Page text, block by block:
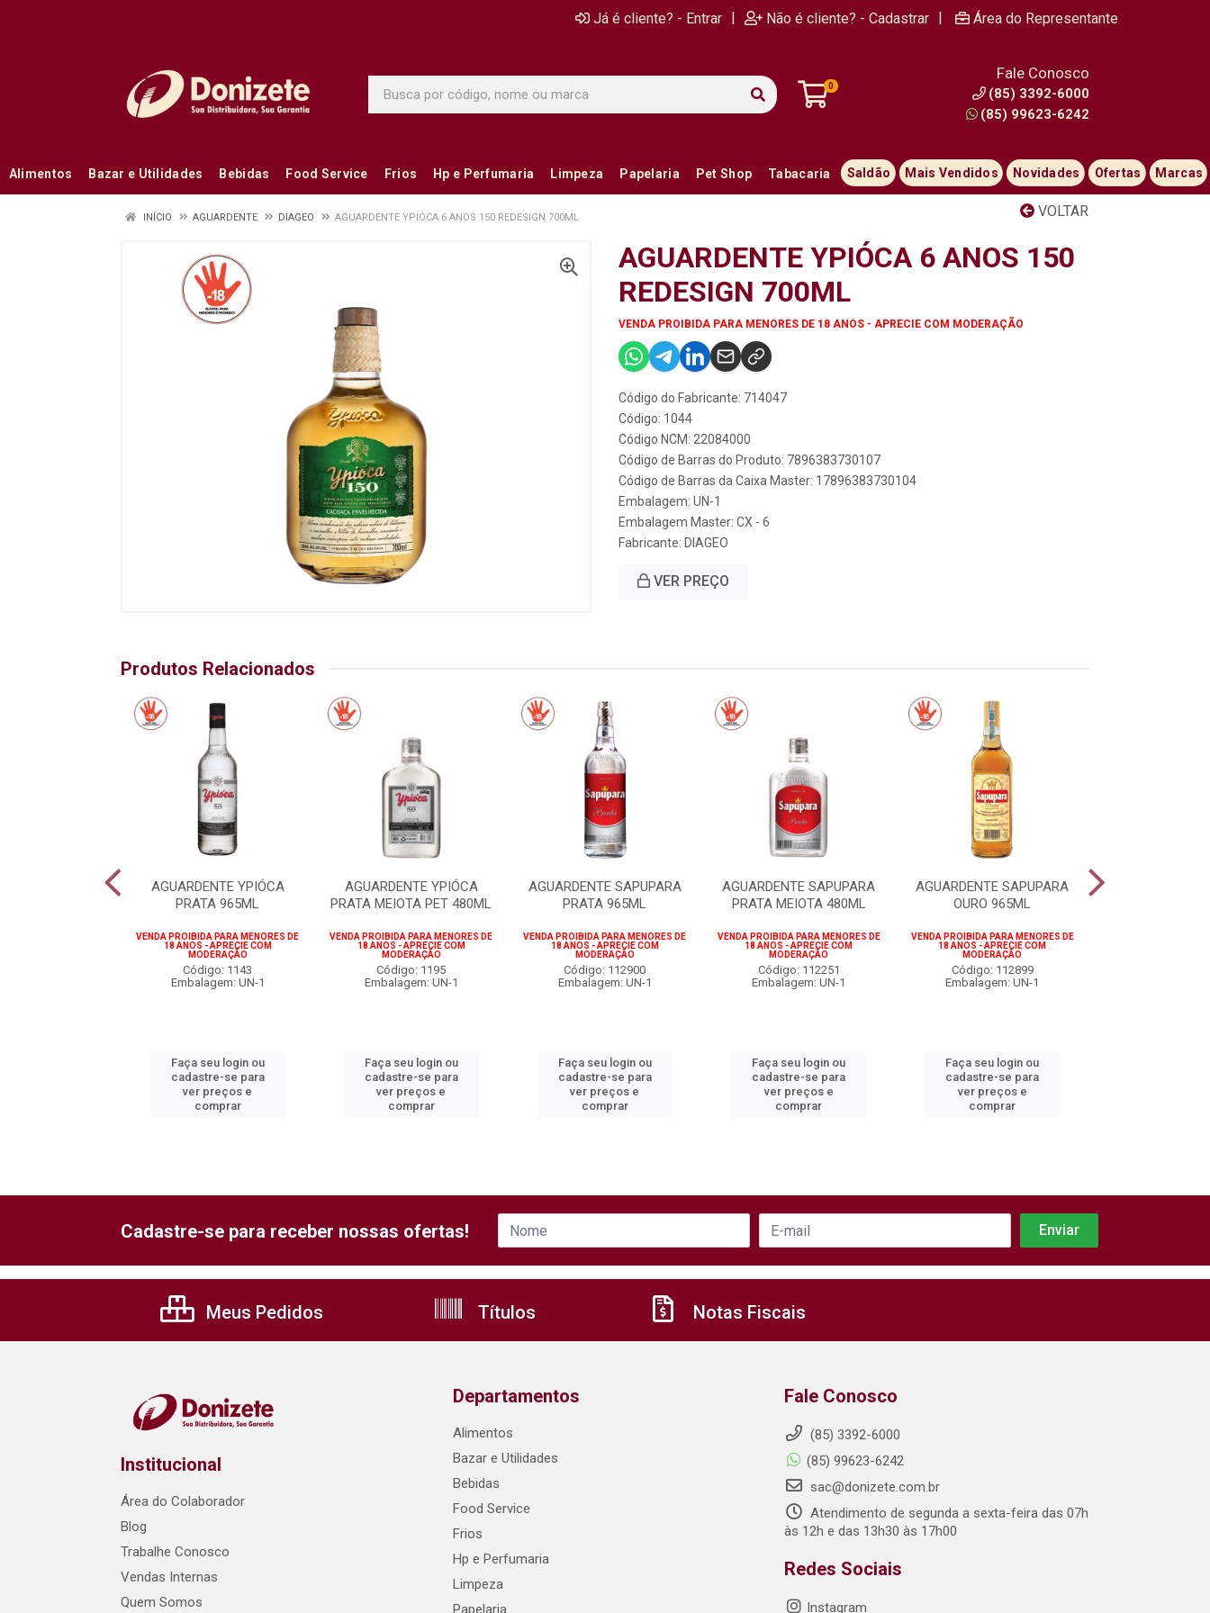
Já é cliente? - Entrar | Não é cliente? - Cadastrar | Área do Representante
0
Fale Conosco
(85) 3392-6000
(85) 99623-6242
Alimentos Bazar e Utilidades Bebidas Food Service Frios Hp e Perfumaria Limpeza Papelaria Pet Shop Tabacaria Saldão Mais Vendidos Novidades Ofertas Marcas
VOLTAR
INÍCIO AGUARDENTE DIAGEO AGUARDENTE YPIÓCA 6 ANOS 150 REDESIGN 700ML
AGUARDENTE YPIÓCA 6 ANOS 150
REDESIGN 700ML
VENDA PROIBIDA PARA MENORES DE 18 ANOS - APRECIE COM MODERAÇÃO
Código do Fabricante: 714047
Código: 1044
Código NCM: 22084000
Código de Barras do Produto: 7896383730107
Código de Barras da Caixa Master: 17896383730104
Embalagem: UN-1
Embalagem Master: CX - 6
Fabricante: DIAGEO
VER PREÇO
Produtos Relacionados
AGUARDENTE YPIÓCA
PRATA 965ML
VENDA PROIBIDA PARA MENORES DE
18 ANOS - APRECIE COM
MODERAÇÃO
Código: 1143
Embalagem: UN-1
Faça seu login ou
cadastre-se para
ver preços e
comprar
AGUARDENTE YPIÓCA
PRATA MEIOTA PET 480ML
VENDA PROIBIDA PARA MENORES DE
18 ANOS - APRECIE COM
MODERAÇÃO
Código: 1195
Embalagem: UN-1
Faça seu login ou
cadastre-se para
ver preços e
comprar
AGUARDENTE SAPUPARA
PRATA 965ML
VENDA PROIBIDA PARA MENORES DE
18 ANOS - APRECIE COM
MODERAÇÃO
Código: 112900
Embalagem: UN-1
Faça seu login ou
cadastre-se para
ver preços e
comprar
AGUARDENTE SAPUPARA
PRATA MEIOTA 480ML
VENDA PROIBIDA PARA MENORES DE
18 ANOS - APRECIE COM
MODERAÇÃO
Código: 112251
Embalagem: UN-1
Faça seu login ou
cadastre-se para
ver preços e
comprar
AGUARDENTE SAPUPARA
OURO 965ML
VENDA PROIBIDA PARA MENORES DE
18 ANOS - APRECIE COM
MODERAÇÃO
Código: 112899
Embalagem: UN-1
Faça seu login ou
cadastre-se para
ver preços e
comprar
Cadastre-se para receber nossas ofertas!
Meus Pedidos Títulos Notas Fiscais
Institucional
Área do Colaborador
Blog
Trabalhe Conosco
Vendas Internas
Quem Somos
Departamentos
Alimentos
Bazar e Utilidades
Bebidas
Food Service
Frios
Hp e Perfumaria
Limpeza
Papelaria
Fale Conosco
(85) 3392-6000
(85) 99623-6242
sac@donizete.com.br
Atendimento de segunda a sexta-feira das 07h
às 12h e das 13h30 às 17h00
Redes Sociais
Instagram